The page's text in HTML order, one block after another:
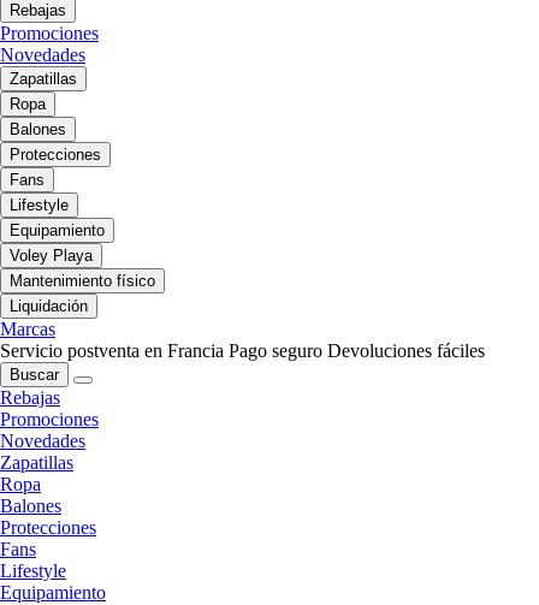
Rebajas
Promociones
Novedades
Zapatillas
Ropa
Balones
Protecciones
Fans
Lifestyle
Equipamiento
Voley Playa
Mantenimiento físico
Liquidación
Marcas
Servicio postventa en Francia Pago seguro Devoluciones fáciles
Buscar
Rebajas
Promociones
Novedades
Zapatillas
Ropa
Balones
Protecciones
Fans
Lifestyle
Equipamiento